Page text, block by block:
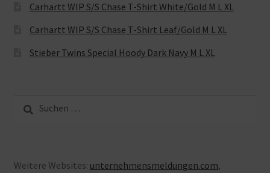
Carhartt WIP S/S Chase T-Shirt White/Gold M L XL
Carhartt WIP S/S Chase T-Shirt Leaf/Gold M L XL
Stieber Twins Special Hoody Dark Navy M L XL
nach:
Weitere Websites: unternehmensmeldungen.com,